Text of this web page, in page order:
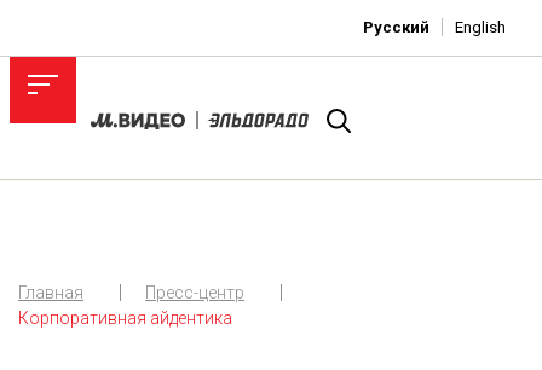
Русский English
Главная
Пресс-центр
Корпоративная айдентика